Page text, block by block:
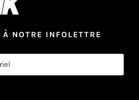
NOTRE INFOLETTRE